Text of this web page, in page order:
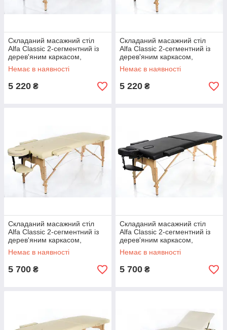
Складаний масажний стіл
Alfa Classic 2-сегментний із
дерев'яним каркасом,
ширина 60 см
Немає в наявності
5 220 ₴
Складаний масажний стіл
Alfa Classic 2-сегментний із
дерев'яним каркасом,
ширина 60 см
Немає в наявності
5 220 ₴
Складаний масажний стіл
Alfa Classic 2-сегментний із
дерев'яним каркасом,
ширина 70 см
Немає в наявності
5 700 ₴
Складаний масажний стіл
Alfa Classic 2-сегментний із
дерев'яним каркасом,
ширина 70 см
Немає в наявності
5 700 ₴